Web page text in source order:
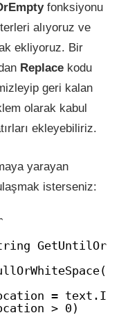
fonksiyonu
alıyoruz ve
ekliyoruz. Bir
Replace kodu
geri kalan
olarak kabul
ekleyebiliriz.
yarayan
isterseniz:
=
> 0)